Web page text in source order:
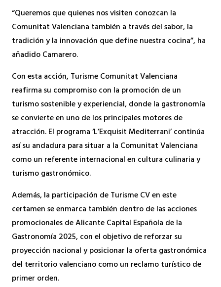
“Queremos que quienes nos visiten conozcan la
Comunitat Valenciana también a través del sabor, la
tradición y la innovación que define nuestra cocina”, ha
añadido Camarero.
Con esta acción, Turisme Comunitat Valenciana
reafirma su compromiso con la promoción de un
turismo sostenible y experiencial, donde la gastronomía
se convierte en uno de los principales motores de
atracción. El programa ‘L’Exquisit Mediterrani’ continúa
así su andadura para situar a la Comunitat Valenciana
como un referente internacional en cultura culinaria y
turismo gastronómico.
Además, la participación de Turisme CV en este
certamen se enmarca también dentro de las acciones
promocionales de Alicante Capital Española de la
Gastronomía 2025, con el objetivo de reforzar su
proyección nacional y posicionar la oferta gastronómica
del territorio valenciano como un reclamo turístico de
primer orden.